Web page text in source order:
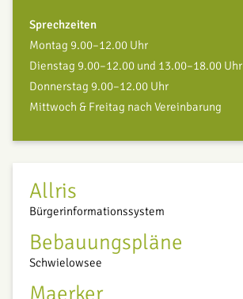
Sprechzeiten
Montag 9.00–12.00 Uhr
Dienstag 9.00–12.00 und 13.00–18.00 Uhr
Donnerstag 9.00–12.00 Uhr
Mittwoch & Freitag nach Vereinbarung
Allris
Bürgerinformationssystem
Bebauungspläne
Schwielowsee